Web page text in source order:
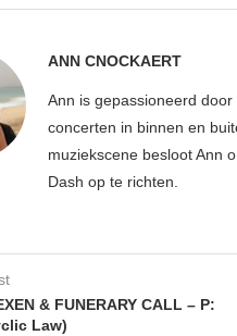
ANN CNOCKAERT
Ann is gepassioneerd
concerten in binnen en
muziekscene besloot Ann
Dash op te richten.
& FUNERARY CALL – P​:​
Law)